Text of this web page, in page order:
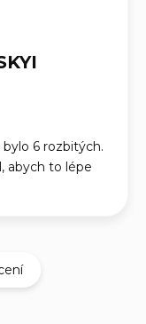
6 rozbitých.
abych to lépe